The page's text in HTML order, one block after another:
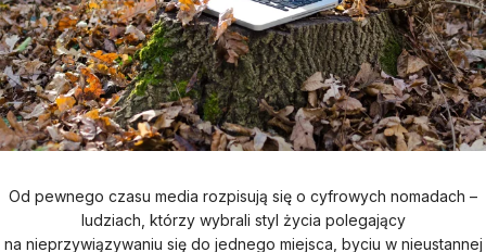
Od pewnego czasu media rozpisują się o cyfrowych nomadach –
ludziach, którzy wybrali styl życia polegający
na nieprzywiązywaniu się do jednego miejsca, byciu w nieustannej